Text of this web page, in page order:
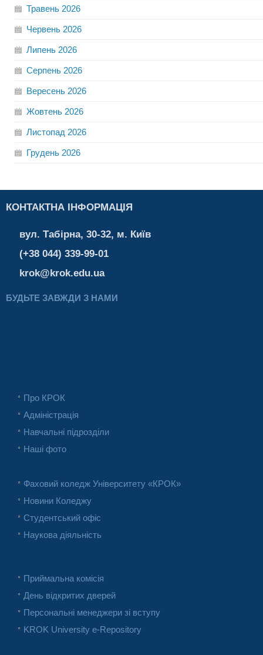
Травень 2026
Червень 2026
Липень 2026
Серпень 2026
Вересень 2026
Жовтень 2026
Листопад 2026
Грудень 2026
КОНТАКТНА ІНФОРМАЦІЯ
вул. Табірна, 30-32, м. Київ
(+38 044) 339-99-01
krok@krok.edu.ua
БУДЬТЕ ЗАВЖДИ З НАМИ
Про КРОК
Адміністрація
Навчальні підрозділи
Наші фото
Фаховий коледж Університету «КРОК»
Новини Коледжу
Студентський офіс
Наукова діяльність
Приймальна комісія
День відкритих дверей
Персональні менеджери зі вступу
KROK University e-Repository